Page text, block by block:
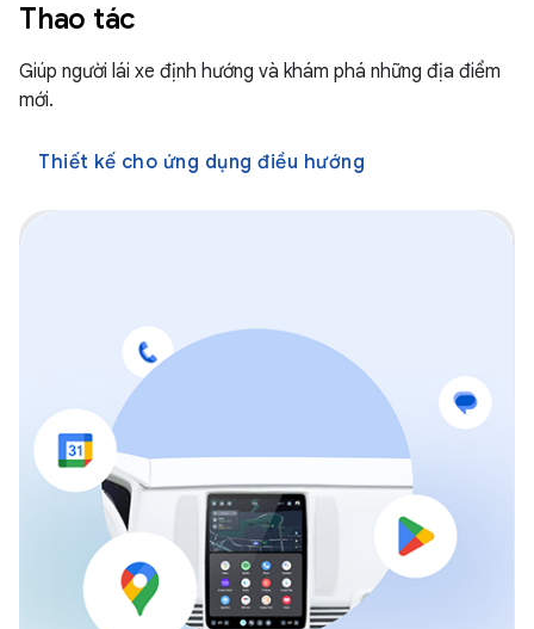
Thao tác
Giúp người lái xe định hướng và khám phá những địa điểm
mới.
Thiết kế cho ứng dụng điều hướng